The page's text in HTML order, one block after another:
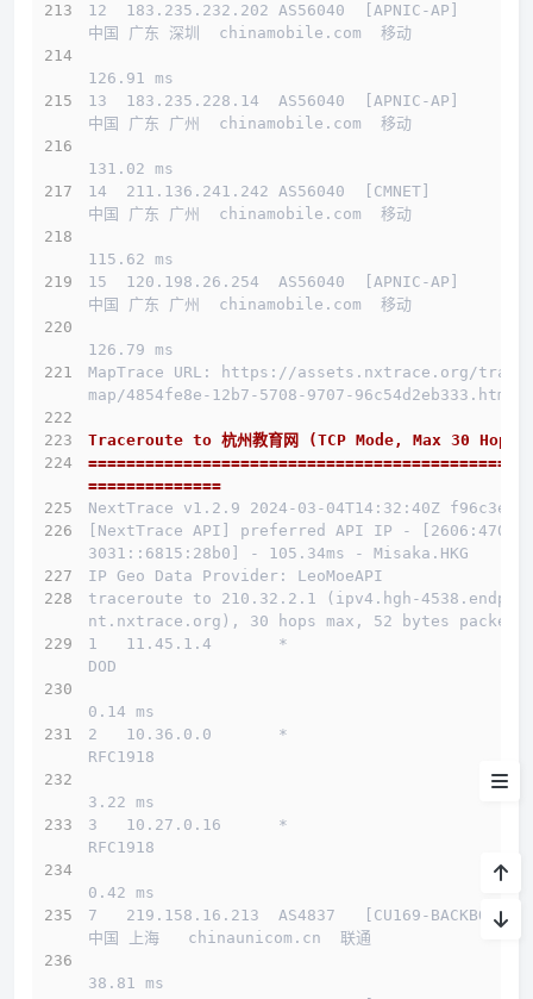
12  183.235.232.202 AS56040  [APNIC-AP]
中国 广东 深圳  chinamobile.com  移动
126.91 ms
13  183.235.228.14  AS56040  [APNIC-AP]
中国 广东 广州  chinamobile.com  移动
131.02 ms
14  211.136.241.242 AS56040  [CMNET]
中国 广东 广州  chinamobile.com  移动
115.62 ms
15  120.198.26.254  AS56040  [APNIC-AP]
中国 广东 广州  chinamobile.com  移动
126.79 ms
MapTrace URL: https://assets.nxtrace.org/trace
map/4854fe8e-12b7-5708-9707-96c54d2eb333.html
Traceroute to 杭州教育网 (TCP Mode, Max 30 Hop)
==============================================
==============
NextTrace v1.2.9 2024-03-04T14:32:40Z f96c3e5
[NextTrace API] preferred API IP - [2606:4700:
3031::6815:28b0] - 105.34ms - Misaka.HKG
IP Geo Data Provider: LeoMoeAPI
traceroute to 210.32.2.1 (ipv4.hgh-4538.endpoi
nt.nxtrace.org), 30 hops max, 52 bytes packets
1   11.45.1.4       *
DOD
0.14 ms
2   10.36.0.0       *
RFC1918
3.22 ms
3   10.27.0.16      *
RFC1918
0.42 ms
7   219.158.16.213  AS4837   [CU169-BACKBONE]
中国 上海   chinaunicom.cn  联通
38.81 ms
介绍
买
测试IP Looking glass
系统&流媒体
延迟